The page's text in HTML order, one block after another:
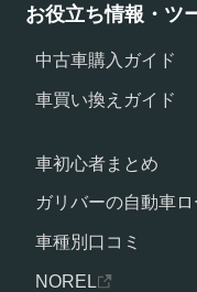
お役立ち情報・ツ
中古車購入ガイド
車買い換えガイド
車初心者まとめ
ガリバーの自動車ロ
車種別口コミ
NOREL